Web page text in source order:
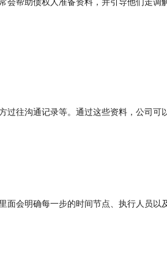
帮助债权人准备资料，并引导他们走调
往沟通记录等。通过这些资料，公司可
会明确每一步的时间节点、执行人员以